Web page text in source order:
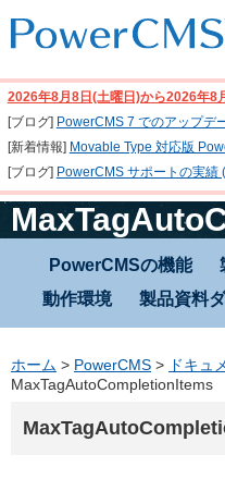
2026年8月8日(土曜日)から2026年8
[ブログ] PowerCMS 7 でのアップデ
[新着情報] Movable Type 対応版
[ブログ] PowerCMS サポートの実績
PowerCMSの機能
動作環境
製品資料
ホーム > PowerCMS > ドキュ
MaxTagAutoCompletionItems